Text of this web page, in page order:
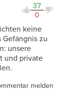
37
0
keine
Gefängnis zu
unsere
und private
melden